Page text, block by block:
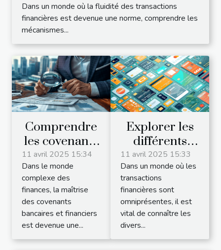
Dans un monde où la fluidité des transactions
financières est devenue une norme, comprendre les
mécanismes...
Comprendre
les covenants
bancaires et
financiers : un
outil clé de
gestion du
risque
11 avril 2025 15:34
Dans le monde
complexe des
finances, la maîtrise
des covenants
bancaires et financiers
est devenue une...
Explorer les
différents
moyens de
paiement
disponibles
sur le marché
11 avril 2025 15:33
Dans un monde où les
transactions
financières sont
omniprésentes, il est
vital de connaître les
divers...